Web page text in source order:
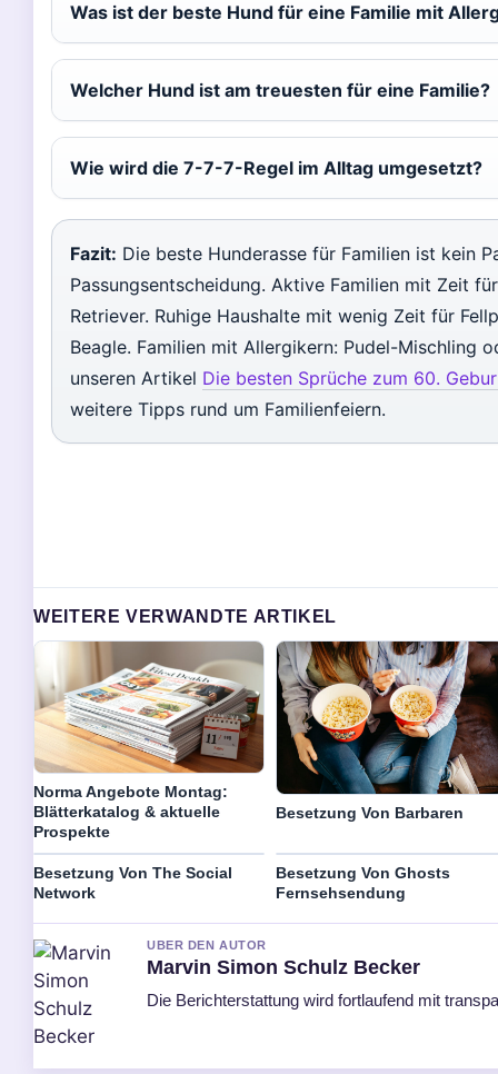
Was ist der beste Hund für eine Familie mit
Welcher Hund ist am treuesten für eine Familie?
Wie wird die 7-7-7-Regel im Alltag umgesetzt?
Fazit: Die beste Hunderasse für Familien ist kein
Passungsentscheidung. Aktive Familien mit Zeit
Retriever. Ruhige Haushalte mit wenig Zeit für
Beagle. Familien mit Allergikern: Pudel-Mischling
unseren Artikel Die besten Sprüche zum 60.
weitere Tipps rund um Familienfeiern.
WEITERE VERWANDTE ARTIKEL
Norma Angebote Montag:
Blätterkatalog & aktuelle
Prospekte
Besetzung Von Barbaren
Besetzung Von The Social
Network
Besetzung Von Ghosts
Fernsehsendung
UBER DEN AUTOR
Marvin Simon Schulz Becker
Die Berichterstattung wird fortlaufend mit